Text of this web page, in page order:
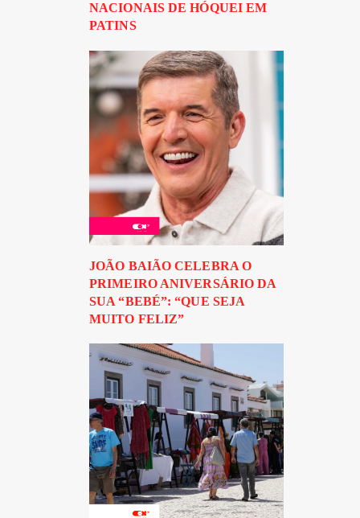
NACIONAIS DE HÓQUEI EM
PATINS
JOÃO BAIÃO CELEBRA O
PRIMEIRO ANIVERSÁRIO DA
SUA “BEBÉ”: “QUE SEJA
MUITO FELIZ”